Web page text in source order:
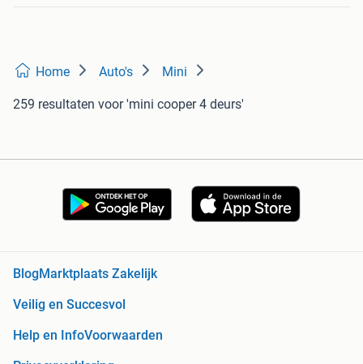
Home Auto's Mini
259 resultaten voor 'mini cooper 4 deurs'
Blog Marktplaats Zakelijk
Veilig en Succesvol
Help en InfoVoorwaarden